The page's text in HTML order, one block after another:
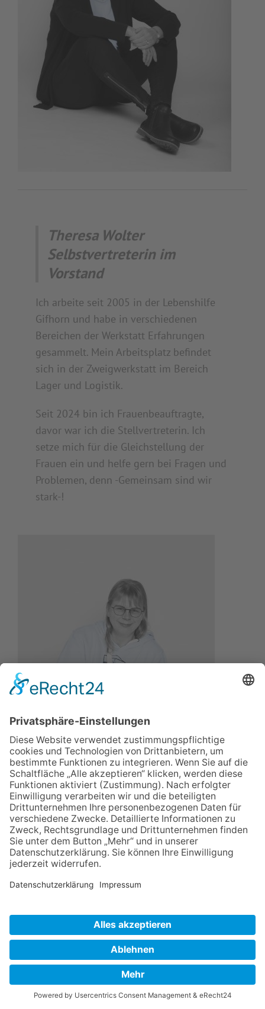
Theresa Wolter
Selbstvertreterin im
Vorstand
Ich arbeite seit 2005 in der Lebenshilfe
Gifhorn und habe in verschiedenen
Bereichen der Werkstatt Erfahrungen
gesammelt. Mein Arbeitsplatz befindet
sich in der Zweigwerkstatt im Bereich
Lager und Logistik.
Seit 2024 bin ich Frauenbeauftragte,
davor war ich die Stellvertreterin. Ich
setze mich für die Gleichstellung der
Frauen ein und helfe gern bei Fragen und
Problemen, denn -Gemeinsam sind wir
stark-!
Hier finden Sie den Gesellschaftsvertrag der
gemeinnützigen GmbH, die Satzung des Vereins
PDF-Format: